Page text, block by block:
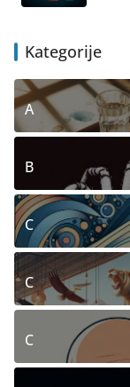
Kategorije
A
B
C
C
C